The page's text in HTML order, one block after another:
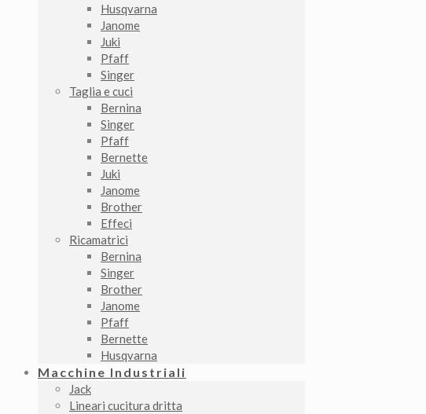
Husqvarna
Janome
Juki
Pfaff
Singer
Taglia e cuci
Bernina
Singer
Pfaff
Bernette
Juki
Janome
Brother
Effeci
Ricamatrici
Bernina
Singer
Brother
Janome
Pfaff
Bernette
Husqvarna
Macchine Industriali
Jack
Lineari cucitura dritta